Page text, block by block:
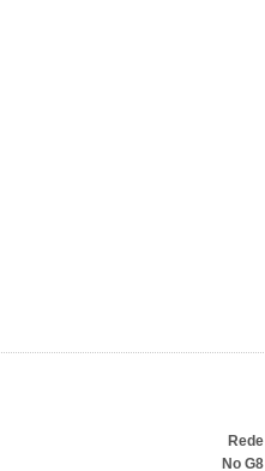
Rede
No G8